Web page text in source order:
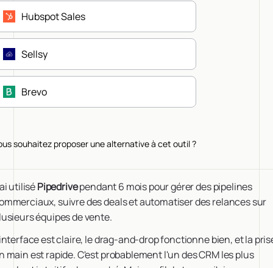
Hubspot Sales
Sellsy
Brevo
souhaitez proposer une alternative à cet outil ?
utiliséPipedrivependant 6 mois pour gérer des pipelines
suivre des deals et automatiser des relances sur
équipes de vente.
est claire, le drag-and-drop fonctionne bien, et la
main est rapide. C'est probablement l'un des CRM les plus